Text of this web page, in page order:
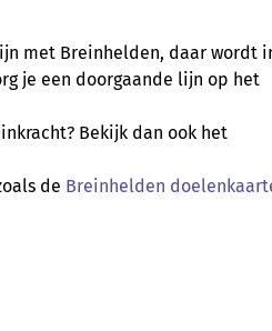
met Breinhelden, daar wordt
je een doorgaande lijn op het
Bekijk dan ook het
de Breinhelden